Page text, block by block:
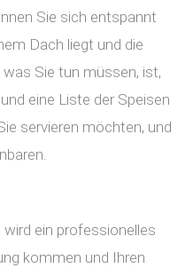
Sie sich entspannt
Dach liegt und die
Sie tun müssen, ist,
eine Liste der Speisen
servieren möchten, und
ein professionelles
kommen und Ihren